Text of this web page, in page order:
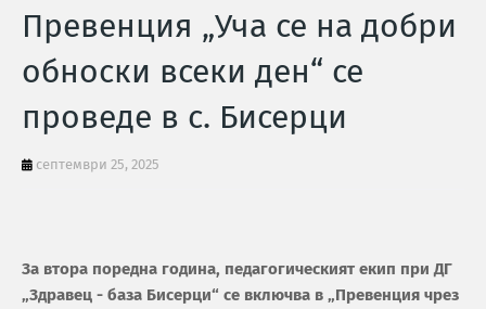
Превенция „Уча се на добри
обноски всеки ден“ се
проведе в с. Бисерци
септември 25, 2025
За втора поредна година, педагогическият екип при ДГ
„Здравец - база Бисерци“ се включва в „Превенция чрез